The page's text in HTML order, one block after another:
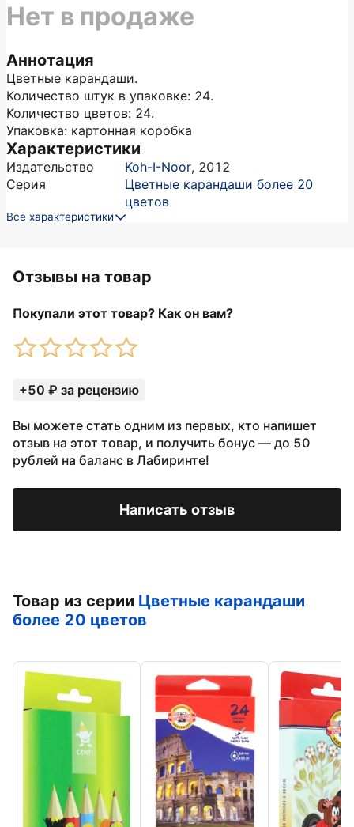
Аннотация
Цветные карандаши.
Количество штук в упаковке: 24.
Количество цветов: 24.
Упаковка: картонная коробка
Характеристики
Издательство Koh-I-Noor, 2012
Серия
Цветные карандаши более 20
цветов
Все характеристики
Нет в продаже
Отзывы на товар
Покупали этот товар? Как он вам?
+50 ₽ за рецензию
Вы можете стать одним из первых, кто напишет
отзыв на этот товар, и получить бонус — до 50
рублей на баланс в Лабиринте!
Написать отзыв
Товар из серии Цветные карандаши
более 20 цветов